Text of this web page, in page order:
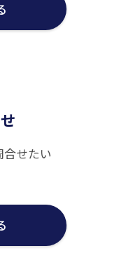
せたい